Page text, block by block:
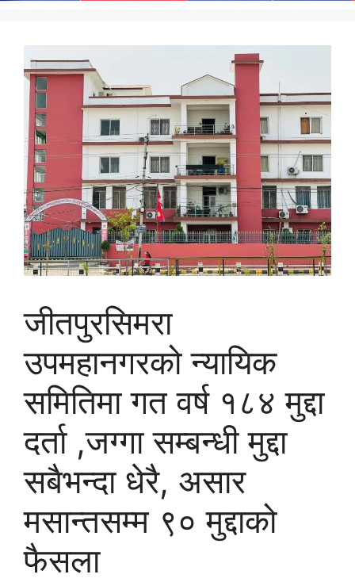
जीतपुरसिमरा
उपमहानगरको न्यायिक
समितिमा गत वर्ष १८४ मुद्दा
दर्ता ,जग्गा सम्बन्धी मुद्दा
सबैभन्दा धेरै, असार
मसान्तसम्म ९० मुद्दाको
फैसला